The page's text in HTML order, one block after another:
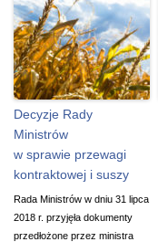
Decyzje Rady
Ministrów
w sprawie przewagi
kontraktowej i suszy
Rada Ministrów w dniu 31 lipca
2018 r. przyjęła dokumenty
przedłożone przez ministra